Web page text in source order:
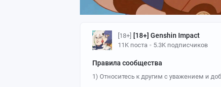
[18+] [18+] Genshin Impact
11K поста 5.3K подписчиков
Правила сообщества
1) Относитесь к другим с уважением и